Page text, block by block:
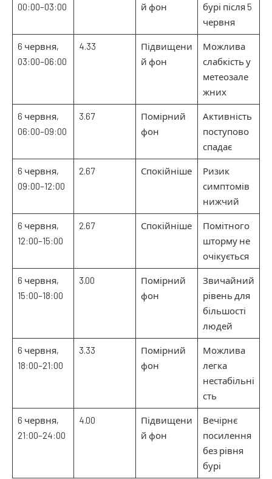
00:00–03:00
й фон
бурі після 5
червня
6 червня,
03:00–06:00
4.33
Підвищени
й фон
Можлива
слабкість у
метеозале
жних
6 червня,
06:00–09:00
3.67
Помірний
фон
Активність
поступово
спадає
6 червня,
09:00–12:00
2.67 Спокійніше
Ризик
симптомів
нижчий
6 червня,
12:00–15:00
2.67 Спокійніше
Помітного
шторму не
очікується
6 червня,
15:00–18:00
3.00
Помірний
фон
Звичайний
рівень для
більшості
людей
6 червня,
18:00–21:00
3.33
Помірний
фон
Можлива
легка
нестабільні
сть
6 червня,
21:00–24:00
4.00
Підвищени
й фон
Вечірнє
посилення
без рівня
бурі